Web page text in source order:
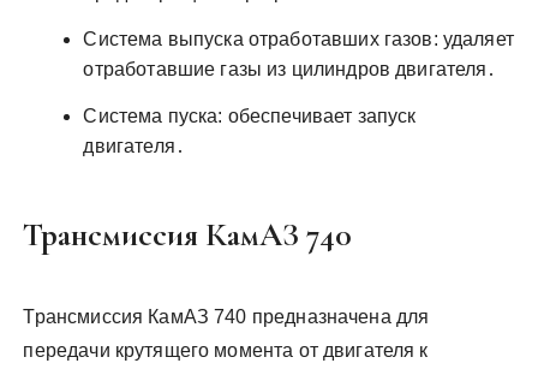
Система выпуска отработавших газов: удаляет
отработавшие газы из цилиндров двигателя․
Система пуска: обеспечивает запуск
двигателя․
Трансмиссия КамАЗ 740
Трансмиссия КамАЗ 740 предназначена для
передачи крутящего момента от двигателя к